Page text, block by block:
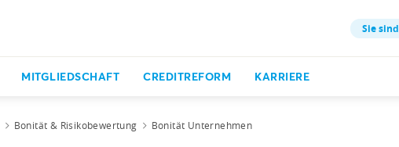
Sie
MITGLIEDSCHAFT CREDITREFORM KARRIERE
Bonität & Risikobewertung Bonität Unternehmen